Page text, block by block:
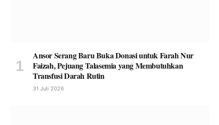
Ansor Serang Baru Buka Donasi untuk Farah Nur
Faizah, Pejuang Talasemia yang Membutuhkan
Transfusi Darah Rutin
31 Juli 2026